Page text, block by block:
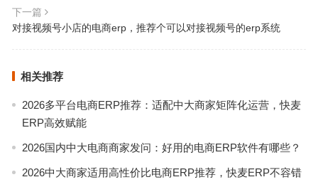
下一篇
对接视频号小店的电商erp，推荐个可以对接视频号的erp系统
相关推荐
2026多平台电商ERP推荐：适配中大商家矩阵化运营，快麦
ERP高效赋能
2026国内中大电商商家发问：好用的电商ERP软件有哪些？
2026中大商家适用高性价比电商ERP推荐，快麦ERP不容错